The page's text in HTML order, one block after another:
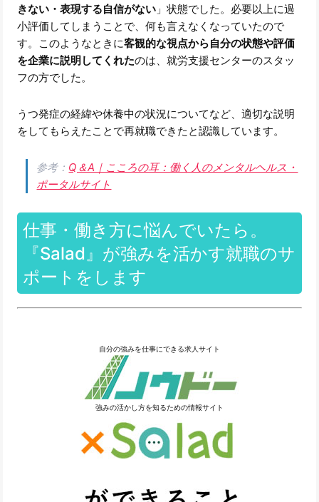
きない・表現する自信がない 」状態でした。必要以上に過
小評価してしまうことで、何も言えなくなっていたので
す。このようなときに客観的な視点から自分の状態や評価
を企業に説明してくれたのは、就労支援センターのスタッ
フの方でした。
うつ発症の経緯や休養中の状況についてなど、適切な説明
をしてもらえたことで再就職できたと認識しています。
参考： Q＆A｜こころの耳：働く人のメンタルヘルス・
ポータルサイト
仕事・働き方に悩んでいたら。
『Salad』が強みを活かす就職のサ
ポートをします
自分の強みを仕事にできる求人サイト
強みの活かし方を知るための情報サイト